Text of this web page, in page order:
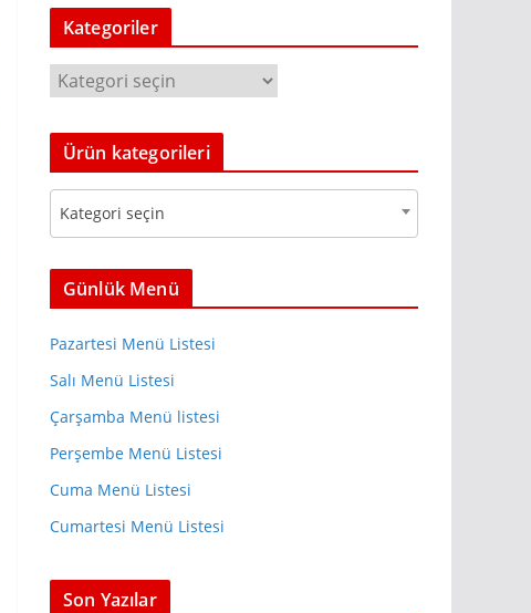
c
s
r
h
Kategoriler
a
t
g
r
i
r
Ürün kategorileri
Kategori seçin
Günlük Menü
Pazartesi Menü Listesi
Salı Menü Listesi
Çarşamba Menü listesi
Perşembe Menü Listesi
Cuma Menü Listesi
Cumartesi Menü Listesi
Son Yazılar